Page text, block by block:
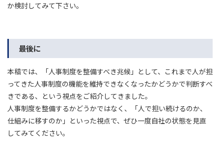
か検討してみて下さい。
最後に
本稿では、「人事制度を整備すべき兆候」として、これまで人が担
ってきた人事制度の機能を維持できなくなったかどうかで判断すべ
きである、という視点をご紹介してきました。
人事制度を整備するかどうかではなく、「人で担い続けるのか、
仕組みに移すのか」といった視点で、ぜひ一度自社の状態を見直
してみてください。